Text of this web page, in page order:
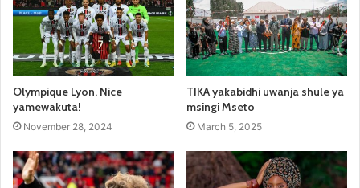
Olympique Lyon, Nice
yamewakuta!
November 28, 2024
TIKA yakabidhi uwanja shule ya
msingi Mseto
March 5, 2025